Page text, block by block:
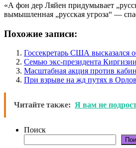
«А фон дер Ляйен придумывает
вымышленная „русская угроза“ —
Похожие записи:
Госсекретарь США высказался
Семью экс-президента
Масштабная акция против
При взрыве на жд путях в
Читайте также: Я вам не
Поиск